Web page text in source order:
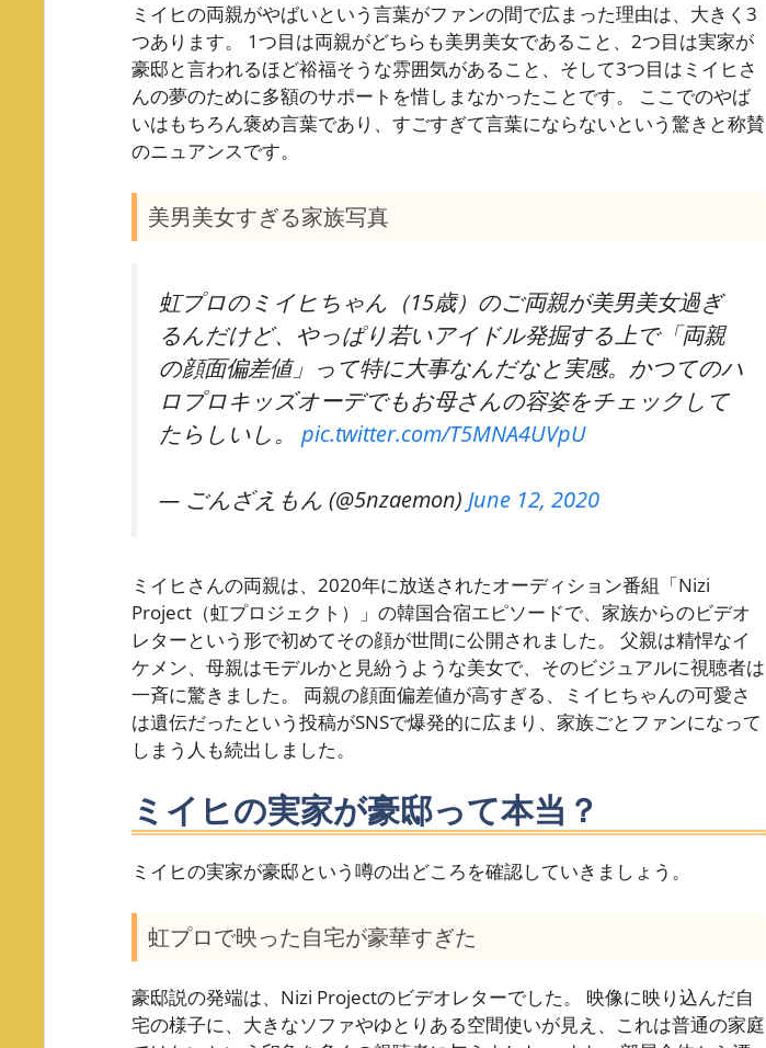
ミイヒの両親がやばいという言葉がファンの間で広まった理由は、大きく3
つあります。 1つ目は両親がどちらも美男美女であること、2つ目は実家が
豪邸と言われるほど裕福そうな雰囲気があること、そして3つ目はミイヒさ
んの夢のために多額のサポートを惜しまなかったことです。 ここでのやば
いはもちろん褒め言葉であり、すごすぎて言葉にならないという驚きと称賛
のニュアンスです。
美男美女すぎる家族写真
虹プロのミイヒちゃん（15歳）のご両親が美男美女過ぎ
るんだけど、やっぱり若いアイドル発掘する上で「両親
の顔面偏差値」って特に大事なんだなと実感。かつてのハ
ロプロキッズオーデでもお母さんの容姿をチェックして
たらしいし。 pic.twitter.com/T5MNA4UVpU
— ごんざえもん (@5nzaemon) June 12, 2020
ミイヒさんの両親は、2020年に放送されたオーディション番組「Nizi
Project（虹プロジェクト）」の韓国合宿エピソードで、家族からのビデオ
レターという形で初めてその顔が世間に公開されました。 父親は精悍なイ
ケメン、母親はモデルかと見紛うような美女で、そのビジュアルに視聴者は
一斉に驚きました。 両親の顔面偏差値が高すぎる、ミイヒちゃんの可愛さ
は遺伝だったという投稿がSNSで爆発的に広まり、家族ごとファンになって
しまう人も続出しました。
ミイヒの実家が豪邸って本当？
ミイヒの実家が豪邸という噂の出どころを確認していきましょう。
虹プロで映った自宅が豪華すぎた
豪邸説の発端は、Nizi Projectのビデオレターでした。 映像に映り込んだ自
宅の様子に、大きなソファやゆとりある空間使いが見え、これは普通の家庭